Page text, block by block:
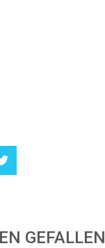
GEFALLEN